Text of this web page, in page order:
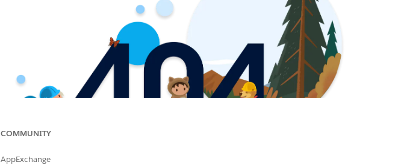
COMMUNITY
AppExchange